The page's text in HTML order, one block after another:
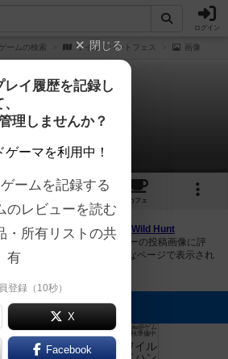
ログイン
ームの検索 ワイルドハントフェス 画像
ルドハントフェス
5件の画像
1
カフェ
、 「ワイルドハントフェス（Wild Hunt
ード出来たり、他のユーザーの投稿画像に評
また、トップ6の画像は様々なページで表示され
Note@ゲム
Liner Note@ゲム
マ2025秋準備中
閉じる
イ履歴を記録し
理しませんか？
ゲーマを利用中！
ームを記録する
のレビューを読む
・所有リストの共
有
登録（10秒）
X
Facebook